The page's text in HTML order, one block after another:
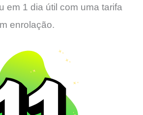
em 1 dia útil com uma tarifa
enrolação.